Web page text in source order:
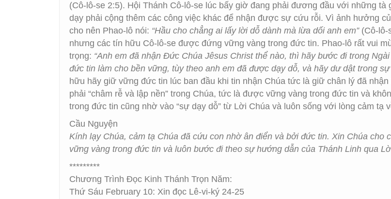
(Cô-lô-se 2:5). Hội Thánh Cô-lô-se lúc bấy giờ đang phải đương đầu với những tà
dạy phải cộng thêm các công việc khác để nhận được sự cứu rỗi. Vì ảnh hưởng
cho nên Phao-lô nói: “Hầu cho chẳng ai lấy lời dỗ dành mà lừa dối anh em”(Cô-lô-
nhưng các tín hữu Cô-lô-se được đứng vững vàng trong đức tin. Phao-lô rất vui
trọng: “Anh em đã nhận Đức Chúa Jêsus Christ thể nào, thì hãy bước đi trong
đức tin làm cho bền vững, tùy theo anh em đã được dạy dỗ, và hãy dư dật trong sự
hữu hãy giữ vững đức tin lúc ban đầu khi tin nhận Chúa tức là giữ chân lý đã
phải “châm rễ và lập nền” trong Chúa, tức là được vững vàng trong đức tin và
trong đức tin cũng nhờ vào “sự dạy dỗ” từ Lời Chúa và luôn sống với lòng cảm tạ
Cầu Nguyện
Kính lạy Chúa, cảm tạ Chúa đã cứu con nhờ ân điển và bởi đức tin. Xin Chúa cho
vững vàng trong đức tin và luôn bước đi theo sự hướng dẫn của Thánh Linh qua
*********
Chương Trình Đọc Kinh Thánh Trọn Năm:
Thứ Sáu February 10: Xin đọc Lê-vi-ký 24-25